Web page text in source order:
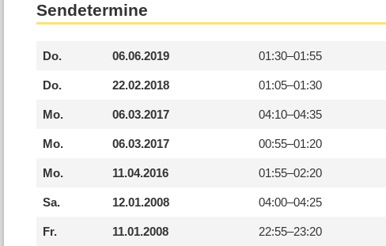
Sendetermine
Do. 06.06.2019 01:30–01:55
Do. 22.02.2018 01:05–01:30
Mo. 06.03.2017 04:10–04:35
Mo. 06.03.2017 00:55–01:20
Mo. 11.04.2016 01:55–02:20
Sa. 12.01.2008 04:00–04:25
Fr. 11.01.2008 22:55–23:20